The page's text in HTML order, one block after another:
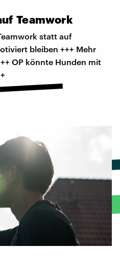
Teamwork
statt auf
bleiben +++ Mehr
OP könnte Hunden mit